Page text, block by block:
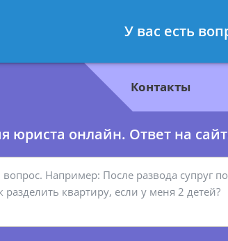
- Юрист по гражданскому праву
Контакты
юриста онлайн. Ответ на
У вас есть